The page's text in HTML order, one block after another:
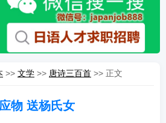
>> 文学 >> 唐诗三百首 >> 正文
物 送杨氏女